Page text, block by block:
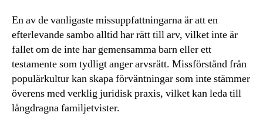
En av de vanligaste missuppfattningarna är att en
efterlevande sambo alltid har rätt till arv, vilket inte är
fallet om de inte har gemensamma barn eller ett
testamente som tydligt anger arvsrätt. Missförstånd från
populärkultur kan skapa förväntningar som inte stämmer
överens med verklig juridisk praxis, vilket kan leda till
långdragna familjetvister.